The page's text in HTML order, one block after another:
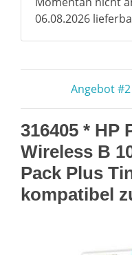
06.08.2026
Angebot #2
316405 * HP
Wireless B
Pack Plus
kompatibel